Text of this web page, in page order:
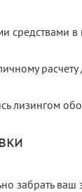
средствами
лизингом
забрать